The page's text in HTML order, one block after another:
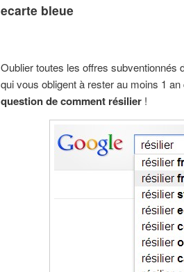
ecarte bleue
Oublier toutes les offres subventionnés
qui vous obligent à rester au moins 1 an
question de comment résilier !